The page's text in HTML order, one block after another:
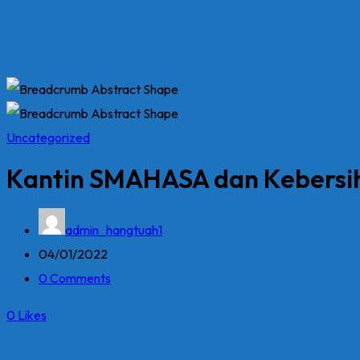
Uncategorized
Kantin SMAHASA dan
admin_hangtuah1
04/01/2022
0 Comments
0 Likes